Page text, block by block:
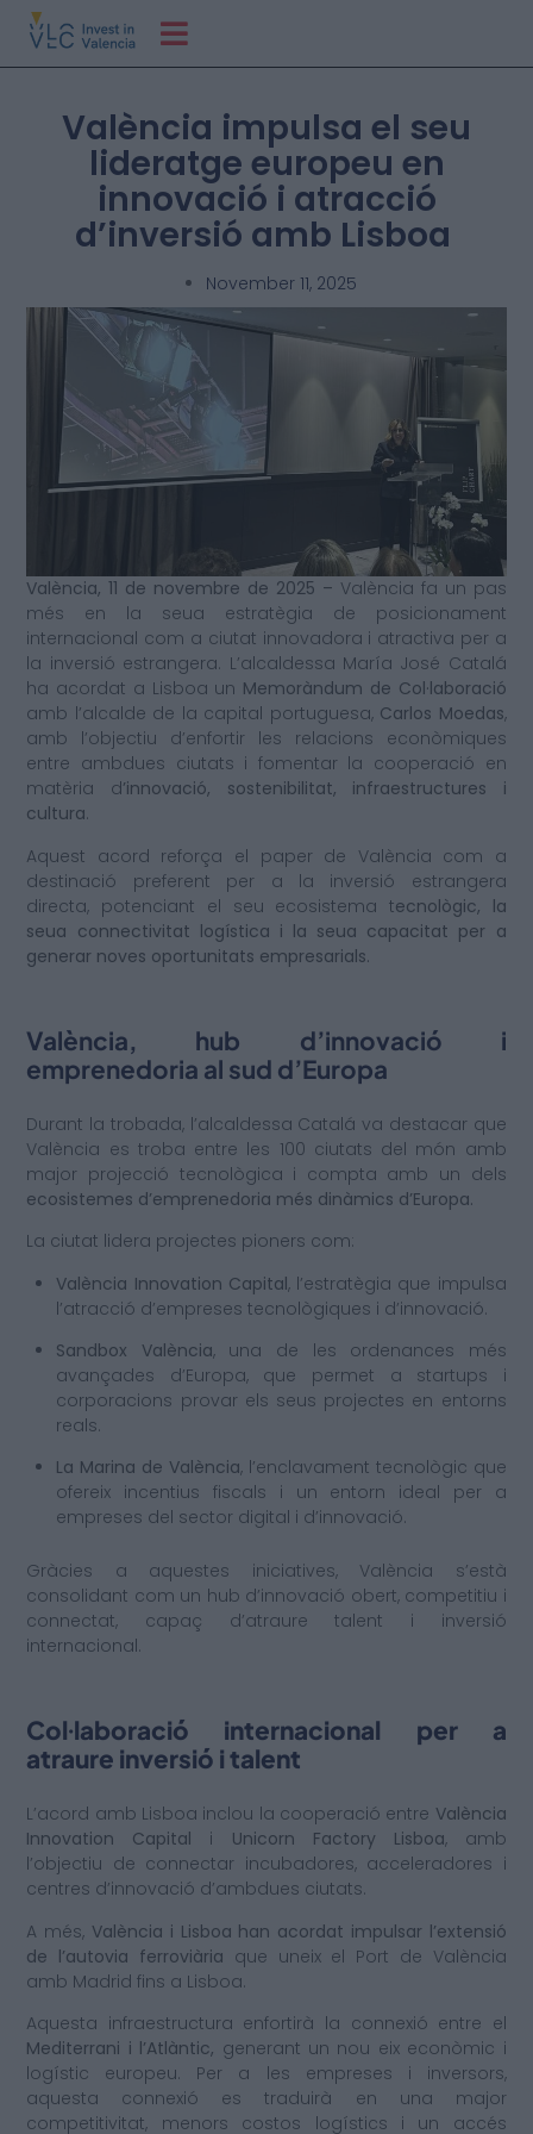
València impulsa el seu
lideratge europeu en
innovació i atracció
d’inversió amb Lisboa
November 11, 2025
València, 11 de novembre de 2025 – València fa un pas
més en la seua estratègia de posicionament
internacional com a ciutat innovadora i atractiva per a
la inversió estrangera. L’alcaldessa María José Catalá
ha acordat a Lisboa un Memoràndum de Col·laboració
amb l’alcalde de la capital portuguesa, Carlos Moedas,
amb l’objectiu d’enfortir les relacions econòmiques
entre ambdues ciutats i fomentar la cooperació en
matèria d’innovació, sostenibilitat, infraestructures i
cultura.
Aquest acord reforça el paper de València com a
destinació preferent per a la inversió estrangera
directa, potenciant el seu ecosistema tecnològic, la
seua connectivitat logística i la seua capacitat per a
generar noves oportunitats empresarials.
València, hub d’innovació i
emprenedoria al sud d’Europa
Durant la trobada, l’alcaldessa Catalá va destacar que
València es troba entre les 100 ciutats del món amb
major projecció tecnològica i compta amb un dels
ecosistemes d’emprenedoria més dinàmics d’Europa.
La ciutat lidera projectes pioners com:
València Innovation Capital, l’estratègia que impulsa
l’atracció d’empreses tecnològiques i d’innovació.
Sandbox València, una de les ordenances més
avançades d’Europa, que permet a startups i
corporacions provar els seus projectes en entorns
reals.
La Marina de València, l’enclavament tecnològic que
ofereix incentius fiscals i un entorn ideal per a
empreses del sector digital i d’innovació.
Gràcies a aquestes iniciatives, València s’està
consolidant com un hub d’innovació obert, competitiu i
connectat, capaç d’atraure talent i inversió
internacional.
Col·laboració internacional per a
atraure inversió i talent
L’acord amb Lisboa inclou la cooperació entre València
Innovation Capital i Unicorn Factory Lisboa, amb
l’objectiu de connectar incubadores, acceleradores i
centres d’innovació d’ambdues ciutats.
A més, València i Lisboa han acordat impulsar l’extensió
de l’autovia ferroviària que uneix el Port de València
amb Madrid fins a Lisboa.
Aquesta infraestructura enfortirà la connexió entre el
Mediterrani i l’Atlàntic, generant un nou eix econòmic i
logístic europeu. Per a les empreses i inversors,
aquesta connexió es traduirà en una major
competitivitat, menors costos logístics i un accés